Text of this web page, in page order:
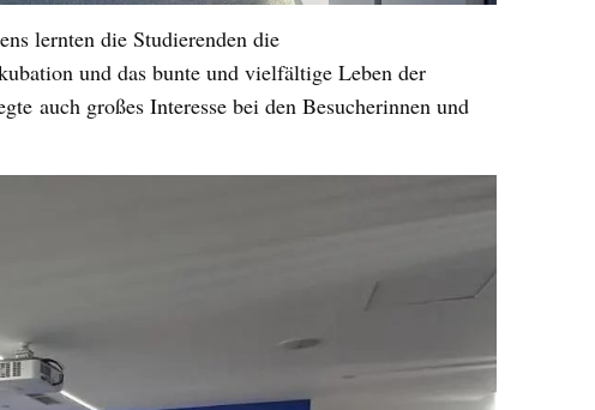
lernten die Studierenden die
und das bunte und vielfältige Leben der
auch großes Interesse bei den Besucherinnen und